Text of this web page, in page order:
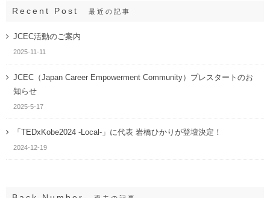
Recent Post 最近の記事
JCEC活動のご案内
2025-11-11
JCEC（Japan Career Empowerment Community）プレスタートのお
知らせ
2025-5-17
「TEDxKobe2024 -Local-」に代表 岩橋ひかりが登壇決定！
2024-12-19